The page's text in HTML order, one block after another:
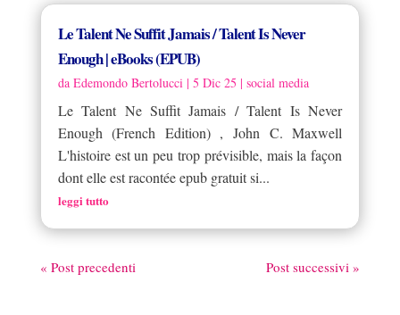
Le Talent Ne Suffit Jamais / Talent Is Never
Enough | eBooks (EPUB)
da Edemondo Bertolucci| 5 Dic 25 | social media
Le Talent Ne Suffit Jamais / Talent Is Never
Enough (French Edition) , John C. Maxwell
L'histoire est un peu trop prévisible, mais la façon
dont elle est racontée epub gratuit si...
leggi tutto
« Post precedenti Post successivi »